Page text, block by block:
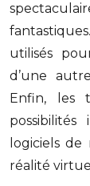
utilisés
d’une
Enfin, les
logiciels
réalité